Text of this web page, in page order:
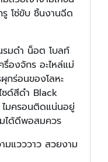
โซ่ขับ ชิ้นงานฉีด
มดำ น็อต โบลท์
องจักร อะไหล่แม่
กร่อนของโลหะ
ซด์สีดำ Black
มครอนติดแน่นอยู่
ได้ดีพอสมควร
มแวววาว สวยงาม